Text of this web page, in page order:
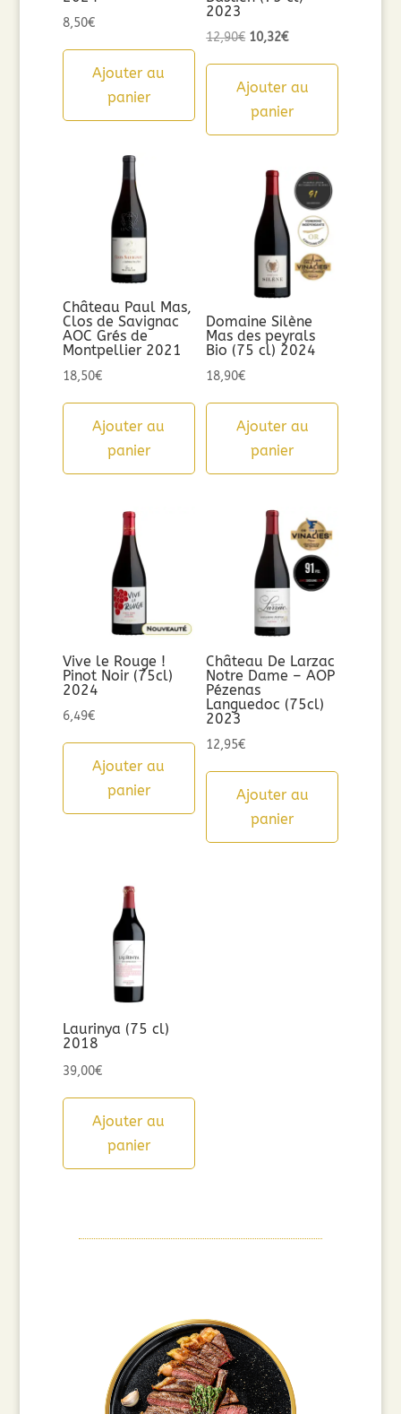
8,50€
Ajouter au
panier
2023
12,90€ Le
initial
était :
10,32€Le
actuel
est :
Ajouter au
panier
Château Paul Mas,
Clos de Savignac
AOC Grés de
Montpellier 2021
18,50€
Ajouter au
panier
Domaine Silène
Mas des peyrals
Bio (75 cl) 2024
18,90€
Ajouter au
panier
Vive le Rouge !
Pinot Noir (75cl)
2024
6,49€
Ajouter au
panier
Château De Larzac
Notre Dame – AOP
Pézenas
Languedoc (75cl)
2023
12,95€
Ajouter au
panier
Laurinya (75 cl)
2018
39,00€
Ajouter au
panier